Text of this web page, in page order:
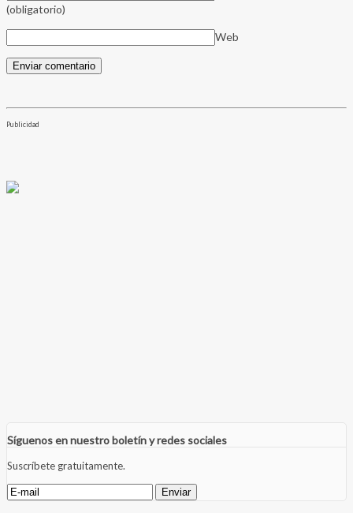
(obligatorio)
Web
Publicidad
Síguenos en nuestro boletín y redes sociales
Suscríbete gratuitamente.